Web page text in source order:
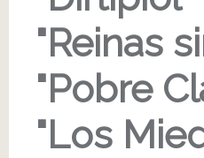
"Reinas
"Pobre
"Los